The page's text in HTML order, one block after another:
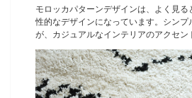
モロッカパターンデザインは、よく見る
性的なデザインになっています。シンプ
が、カジュアルなインテリアのアクセン